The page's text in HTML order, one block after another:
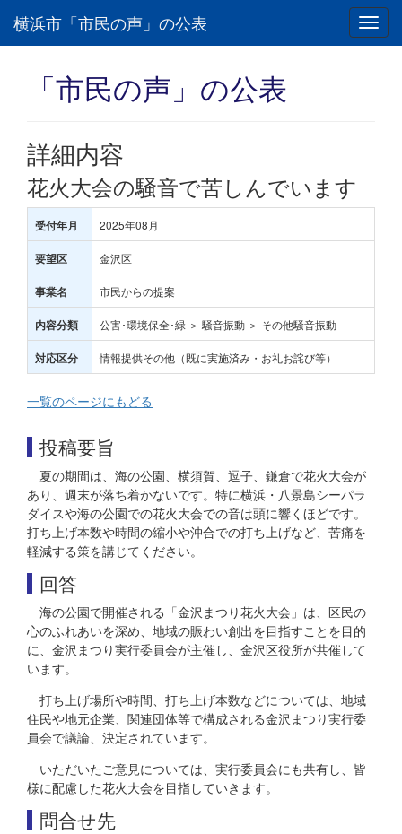
横浜市「市民の声」の公表
「市民の声」の公表
詳細内容
花火大会の騒音で苦しんでいます
受付年月 2025年08月
要望区 金沢区
事業名 市民からの提案
内容分類 公害･環境保全･緑 ＞ 騒音振動 ＞ その他騒音振動
対応区分 情報提供その他（既に実施済み・お礼お詫び等）
一覧のページにもどる
投稿要旨
夏の期間は、海の公園、横須賀、逗子、鎌倉で花火大会が
あり、週末が落ち着かないです。特に横浜・八景島シーパラ
ダイスや海の公園での花火大会での音は頭に響くほどです。
打ち上げ本数や時間の縮小や沖合での打ち上げなど、苦痛を
軽減する策を講じてください。
回答
海の公園で開催される「金沢まつり花火大会」は、区民の
心のふれあいを深め、地域の賑わい創出を目指すことを目的
に、金沢まつり実行委員会が主催し、金沢区役所が共催して
います。
打ち上げ場所や時間、打ち上げ本数などについては、地域
住民や地元企業、関連団体等で構成される金沢まつり実行委
員会で議論、決定されています。
いただいたご意見については、実行委員会にも共有し、皆
様に配慮した花火大会を目指していきます。
問合せ先